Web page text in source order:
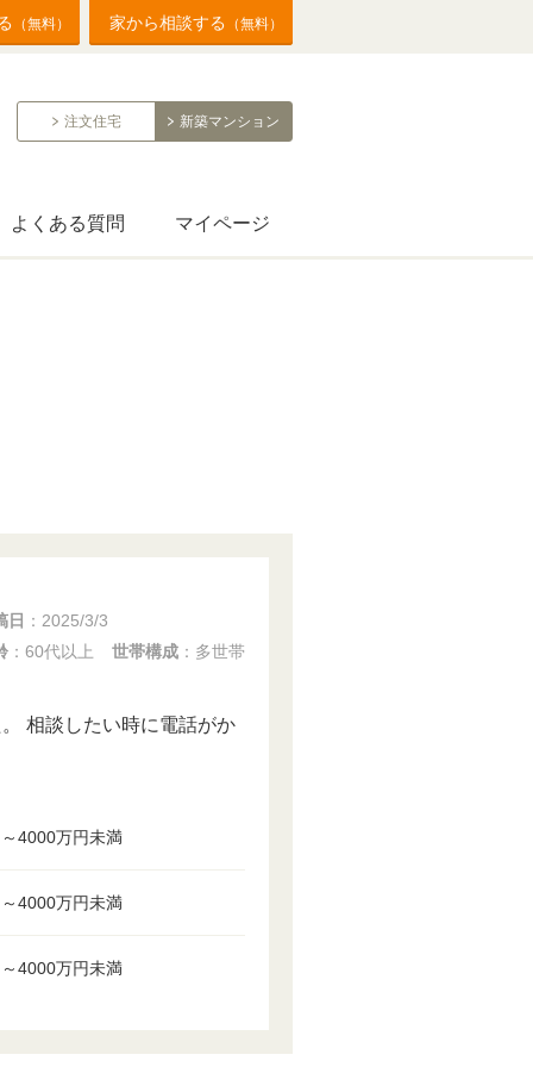
（無料） 家から相談する （無料）
注文住宅 新築マンション
よくある質問 マイページ
日 ： 2025/3/3
：60代以上 世帯構成 ：多世帯
相談したい時に電話がか
4000万円未満
4000万円未満
4000万円未満